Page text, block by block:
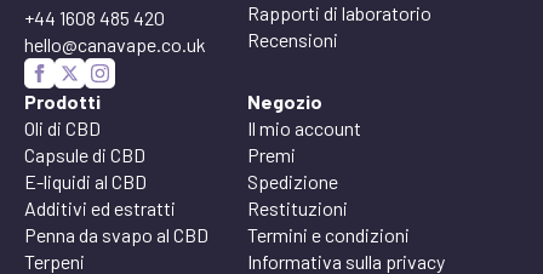
+44 1608 485 420
hello@canavape.co.uk
Rapporti di laboratorio
Recensioni
Prodotti
Oli di CBD
Capsule di CBD
E-liquidi al CBD
Additivi ed estratti
Penna da svapo al CBD
Terpeni
Negozio
Il mio account
Premi
Spedizione
Restituzioni
Termini e condizioni
Informativa sulla privacy